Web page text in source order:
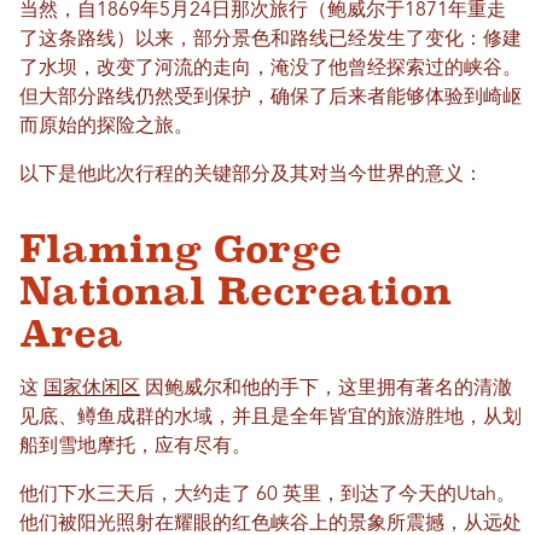
当然，自1869年5月24日那次旅行（鲍威尔于1871年重走
了这条路线）以来，部分景色和路线已经发生了变化：修建
了水坝，改变了河流的走向，淹没了他曾经探索过的峡谷。
但大部分路线仍然受到保护，确保了后来者能够体验到崎岖
而原始的探险之旅。
以下是他此次行程的关键部分及其对当今世界的意义：
Flaming Gorge
National Recreation
Area
这 国家休闲区 因鲍威尔和他的手下，这里拥有著名的清澈
见底、鳟鱼成群的水域，并且是全年皆宜的旅游胜地，从划
船到雪地摩托，应有尽有。
他们下水三天后，大约走了 60 英里，到达了今天的Utah。
他们被阳光照射在耀眼的红色峡谷上的景象所震撼，从远处